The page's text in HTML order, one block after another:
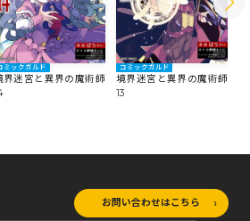
ミックガルド
界迷宮と異界の魔術師
コミックガルド
境界迷宮と異界の魔術師
13
お問い合わせはこちら